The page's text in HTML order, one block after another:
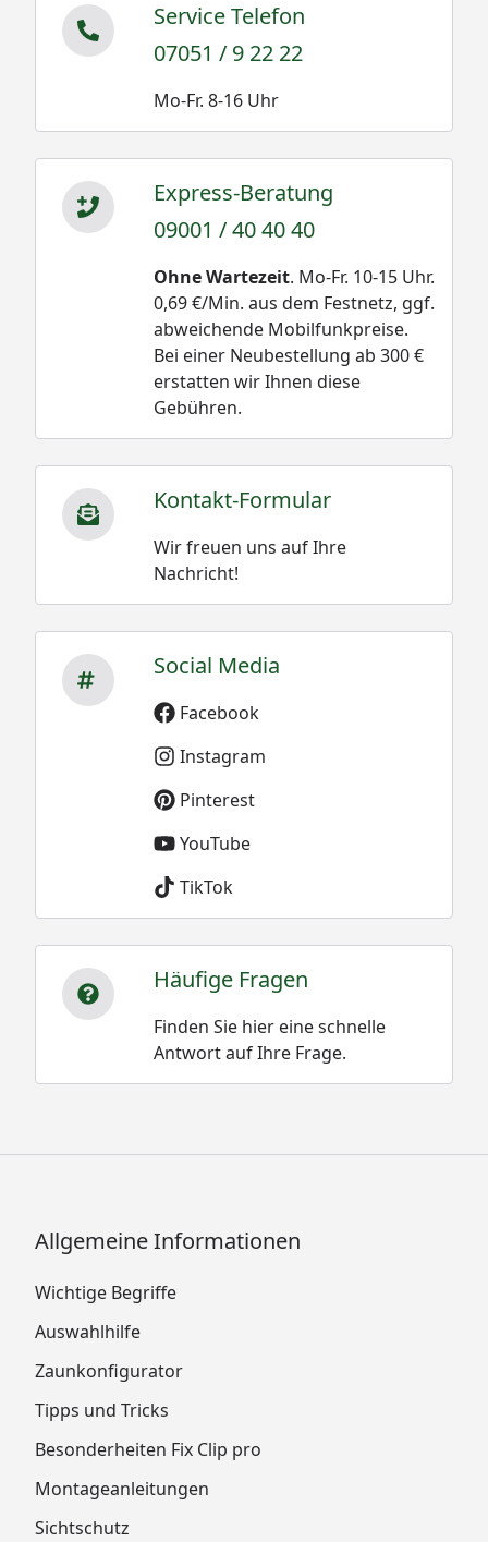
Service Telefon
07051 / 9 22 22
Mo-Fr. 8-16 Uhr
Express-Beratung
09001 / 40 40 40
Ohne Wartezeit. Mo-Fr. 10-15 Uhr.
0,69 €/Min. aus dem Festnetz, ggf.
abweichende Mobilfunkpreise.
Bei einer Neubestellung ab 300 €
erstatten wir Ihnen diese
Gebühren.
Kontakt-Formular
Wir freuen uns auf Ihre
Nachricht!
Social Media
Facebook
Instagram
Pinterest
YouTube
TikTok
Häufige Fragen
Finden Sie hier eine schnelle
Antwort auf Ihre Frage.
Allgemeine Informationen
Wichtige Begriffe
Auswahlhilfe
Zaunkonfigurator
Tipps und Tricks
Besonderheiten Fix Clip pro
Montageanleitungen
Sichtschutz